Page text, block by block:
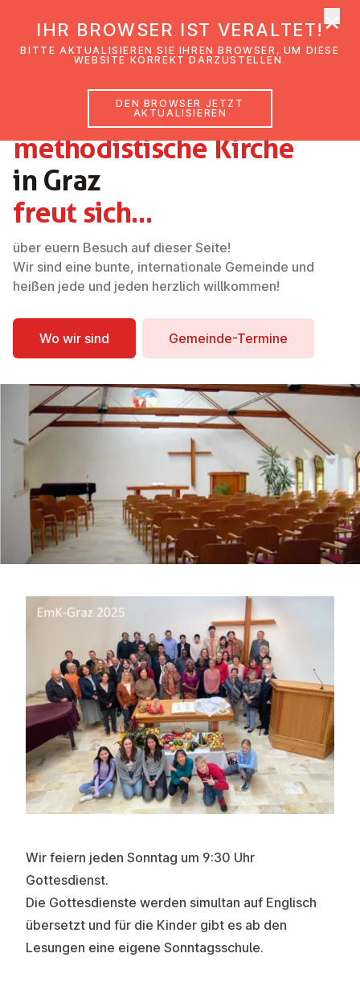
Die evangelisch-
methodistische Kirche
in Graz
freut sich...
über euern Besuch auf dieser Seite!
Wir sind eine bunte, internationale Gemeinde und
heißen jede und jeden herzlich willkommen!
Wo wir sind Gemeinde-Termine
Wir feiern jeden Sonntag um 9:30 Uhr
Gottesdienst.
Die Gottesdienste werden simultan auf Englisch
übersetzt und für die Kinder gibt es ab den
Lesungen eine eigene Sonntagsschule.
IHR BROWSER IST VERALTET!
BITTE AKTUALISIEREN SIE IHREN BROWSER, UM DIESE
WEBSITE KORREKT DARZUSTELLEN.
DEN BROWSER JETZT
AKTUALISIEREN
×